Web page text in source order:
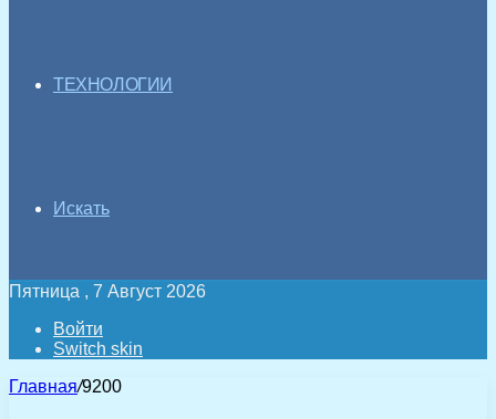
ТЕХНОЛОГИИ
Искать
Пятница , 7 Август 2026
Войти
Switch skin
Главная/9200